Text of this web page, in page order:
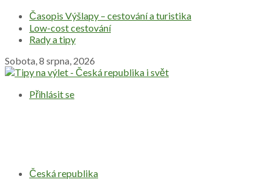
Časopis Výšlapy – cestování a turistika
Low-cost cestování
Rady a tipy
Sobota, 8 srpna, 2026
Přihlásit se
Česká republika